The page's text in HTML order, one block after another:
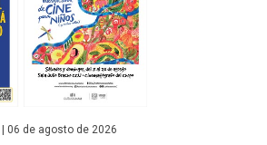
| 06 de agosto de 2026